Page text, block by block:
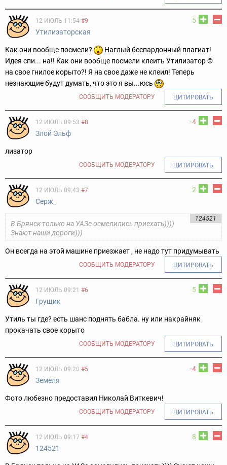
5
12 ИЮЛЬ 11:54 #9
Утилизаторская
Как они вообще посмели?
Наглый беспардонный плагиат!
Идея спи... на!! Как они вообще посмели клеить Утилизатор ©
на свое гнилое корыто?! Я на свое даже не клеил! Теперь
незнающие будут думать, что это я вы...юсь
СООБЩИТЬ МОДЕРАТОРУ ЦИТИРОВАТЬ
-4
12 ИЮЛЬ 09:53 #8
Злой Эльф
лизатор
СООБЩИТЬ МОДЕРАТОРУ ЦИТИРОВАТЬ
2
12 ИЮЛЬ 09:43 #7
Серж_
124521
В Брянск только на УАЗе осмелились приехать))))
Знают наши дороги)))
Он всегда на этой машине приезжает , не надо тут придумывать
СООБЩИТЬ МОДЕРАТОРУ ЦИТИРОВАТЬ
5
12 ИЮЛЬ 09:21 #6
Грущик
Утиль ты где? есть шанс поднять бабла. ну или накрайняк
прокачать свое корыто
СООБЩИТЬ МОДЕРАТОРУ ЦИТИРОВАТЬ
-4
12 ИЮЛЬ 09:20 #5
Земеля
Фото любезно предоставил Николай Виткевич!
СООБЩИТЬ МОДЕРАТОРУ ЦИТИРОВАТЬ
8
12 ИЮЛЬ 09:17 #4
124521